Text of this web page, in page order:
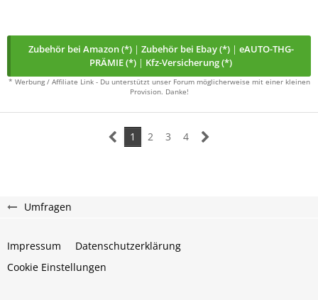
Zubehör bei Amazon (*)| Zubehör bei Ebay (*)| eAUTO-THG-
PRÄMIE (*) | Kfz-Versicherung (*)
* Werbung / Affiliate Link - Du unterstützt unser Forum möglicherweise mit einer kleinen
Provision. Danke!
1 2 3 4
Umfragen
Impressum
Datenschutzerklärung
Cookie Einstellungen